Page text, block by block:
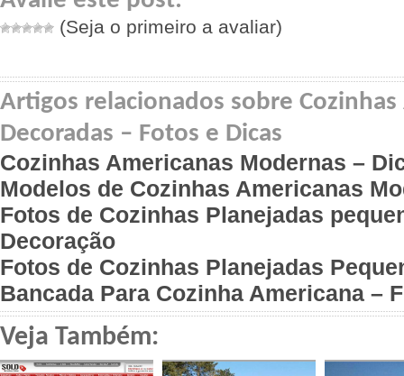
(Seja o primeiro a avaliar)
Artigos relacionados sobre Cozinhas
Decoradas – Fotos e Dicas
Cozinhas Americanas Modernas –
Modelos de Cozinhas Americanas
Fotos de Cozinhas Planejadas
Decoração
Fotos de Cozinhas Planejadas
Bancada Para Cozinha Americana –
Veja Também: